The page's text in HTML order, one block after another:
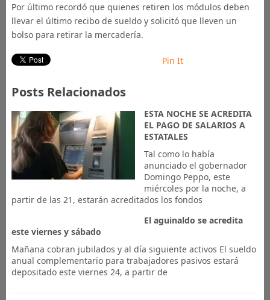
Por último recordó que quienes retiren los módulos deben
llevar el último recibo de sueldo y solicitó que lleven un
bolso para retirar la mercadería.
Pin It
Posts Relacionados
ESTA NOCHE SE ACREDITA
EL PAGO DE SALARIOS A
ESTATALES
Tal como lo había
anunciado el gobernador
Domingo Peppo, este
miércoles por la noche, a
partir de las 21, estarán acreditados los fondos
El aguinaldo se acredita
este viernes y sábado
Mañana cobran jubilados y al día siguiente activos El sueldo
anual complementario para trabajadores pasivos estará
depositado este viernes 24, a partir de